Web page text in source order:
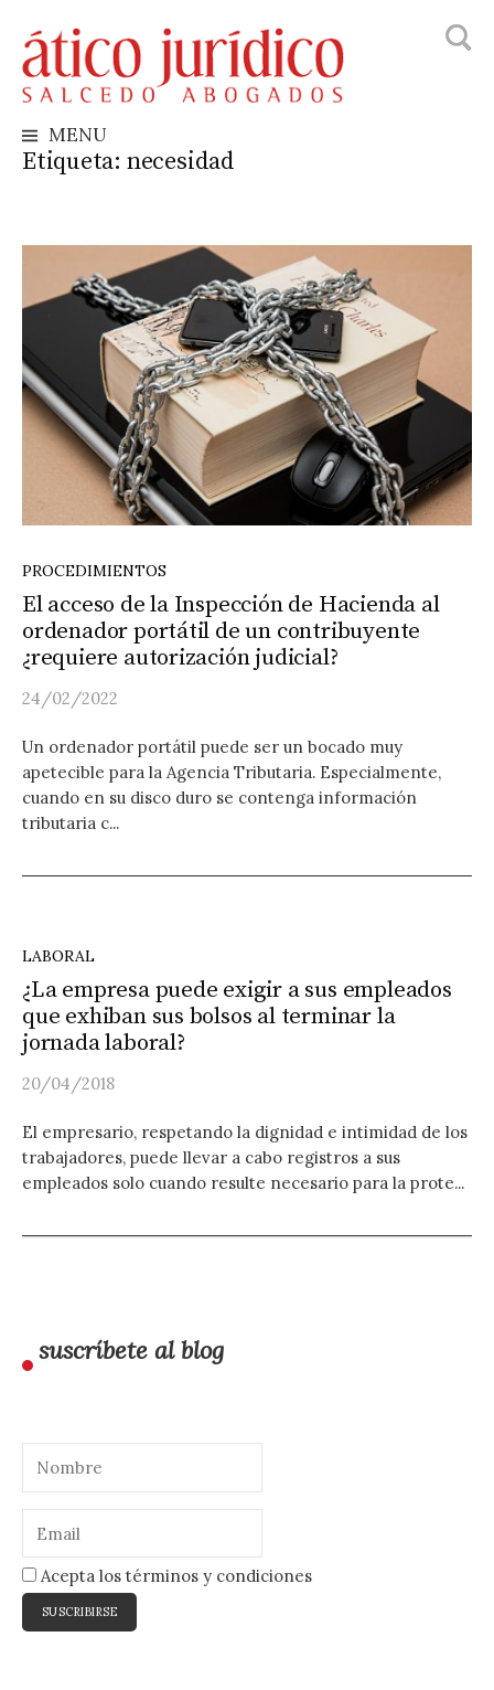
to
content
MENU
Etiqueta: necesidad
PROCEDIMIENTOS
El acceso de la Inspección de Hacienda al
ordenador portátil de un contribuyente
¿requiere autorización judicial?
24/02/2022
Un ordenador portátil puede ser un bocado muy
apetecible para la Agencia Tributaria. Especialmente,
cuando en su disco duro se contenga información
tributaria c...
LABORAL
¿La empresa puede exigir a sus empleados
que exhiban sus bolsos al terminar la
jornada laboral?
20/04/2018
El empresario, respetando la dignidad e intimidad de los
trabajadores, puede llevar a cabo registros a sus
empleados solo cuando resulte necesario para la prote...
suscríbete al blog
Acepta los términos y condiciones